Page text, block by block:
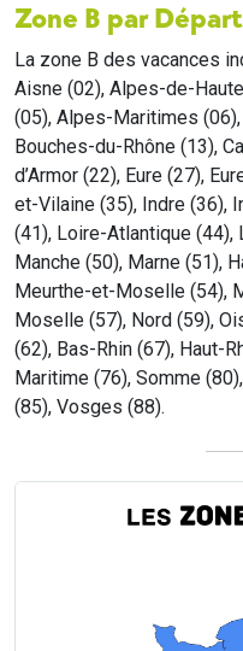
Zone B par
La zone B des vacances
Aisne (02), Alpes-de-
(05), Alpes-Maritimes
Bouches-du-Rhône (13),
d’Armor (22), Eure (27),
et-Vilaine (35), Indre (36),
(41), Loire-Atlantique
Manche (50), Marne (51),
Meurthe-et-Moselle (54),
Moselle (57), Nord (59),
(62), Bas-Rhin (67), Haut-
Maritime (76), Somme
(85), Vosges (88).